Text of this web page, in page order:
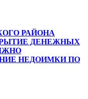
РАЙОНА
ДЕНЕЖНЫХ
НЕДОИМКИ ПО